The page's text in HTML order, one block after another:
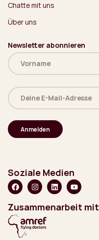
Chatte mit uns
Über uns
Newsletter abonnieren
Name
(erforderlich)
Deine
E-
Mail-
(erforderlich)
Soziale Medien
Zusammenarbeit mit